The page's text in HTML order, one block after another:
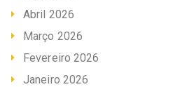
Abril 2026
Março 2026
Fevereiro 2026
Janeiro 2026